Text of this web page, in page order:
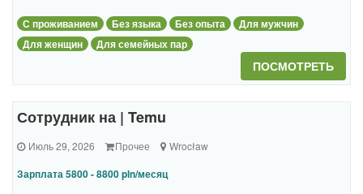
С проживанием Без языка Без опыта
Для мужчин
Для женщин
Для семейных пар
ПОСМОТРЕТЬ
Сотрудник на | Temu
Июль 29, 2026 Прочее Wrocław
Зарплата 5800 - 8800 pln/месяц